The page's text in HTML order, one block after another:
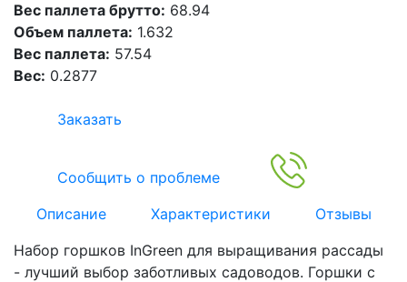
Вес паллета брутто: 68.94
Объем паллета: 1.632
Вес паллета: 57.54
Вес: 0.2877
Заказать
Сообщить о проблеме
Описание
Характеристики
Отзывы
Набор горшков InGreen для выращивания рассады
- лучший выбор заботливых садоводов. Горшки с